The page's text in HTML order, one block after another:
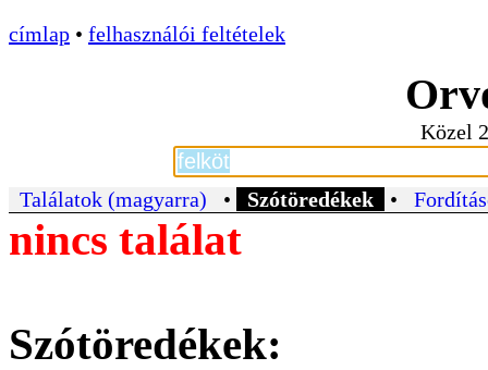
címlap • felhasználói feltételek
Közel
Találatok (magyarra) • Szótöredékek •
nincs találat
Szótöredékek: